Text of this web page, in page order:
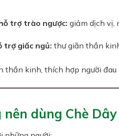
trợ trào ngược: giảm dịch vị,
trợ giấc ngủ: thư giãn thần
thần kinh, thích hợp người đau
dùng Chè Dây